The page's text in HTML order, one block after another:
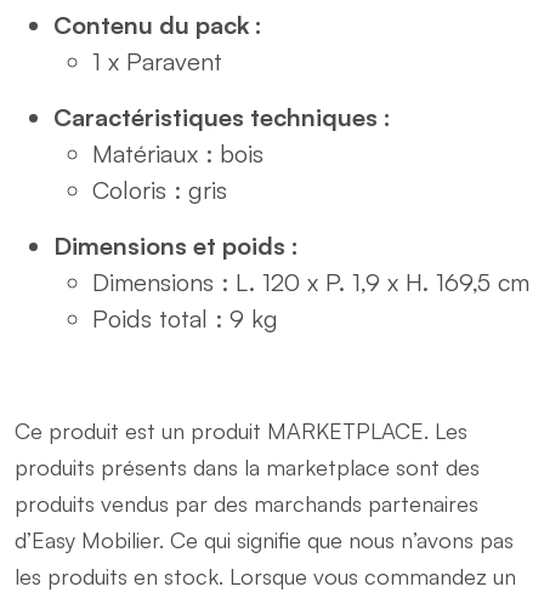
Contenu du pack :
1 x Paravent
Caractéristiques techniques :
Matériaux : bois
Coloris : gris
Dimensions et poids :
Dimensions : L. 120 x P. 1,9 x H. 169,5 cm
Poids total : 9 kg
Ce produit est un produit MARKETPLACE. Les
produits présents dans la marketplace sont des
produits vendus par des marchands partenaires
d’Easy Mobilier. Ce qui signifie que nous n’avons pas
les produits en stock. Lorsque vous commandez un